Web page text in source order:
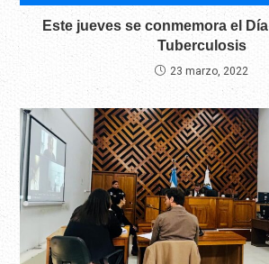
Este jueves se conmemora el
Tuberculosis
23 marzo, 2022